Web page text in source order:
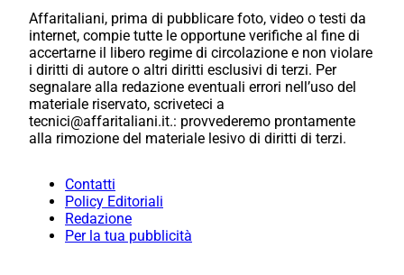
Affaritaliani, prima di pubblicare foto, video o testi da
internet, compie tutte le opportune verifiche al fine di
accertarne il libero regime di circolazione e non violare
i diritti di autore o altri diritti esclusivi di terzi. Per
segnalare alla redazione eventuali errori nell’uso del
materiale riservato, scriveteci a
tecnici@affaritaliani.it.: provvederemo prontamente
alla rimozione del materiale lesivo di diritti di terzi.
Contatti
Policy Editoriali
Redazione
Per la tua pubblicità